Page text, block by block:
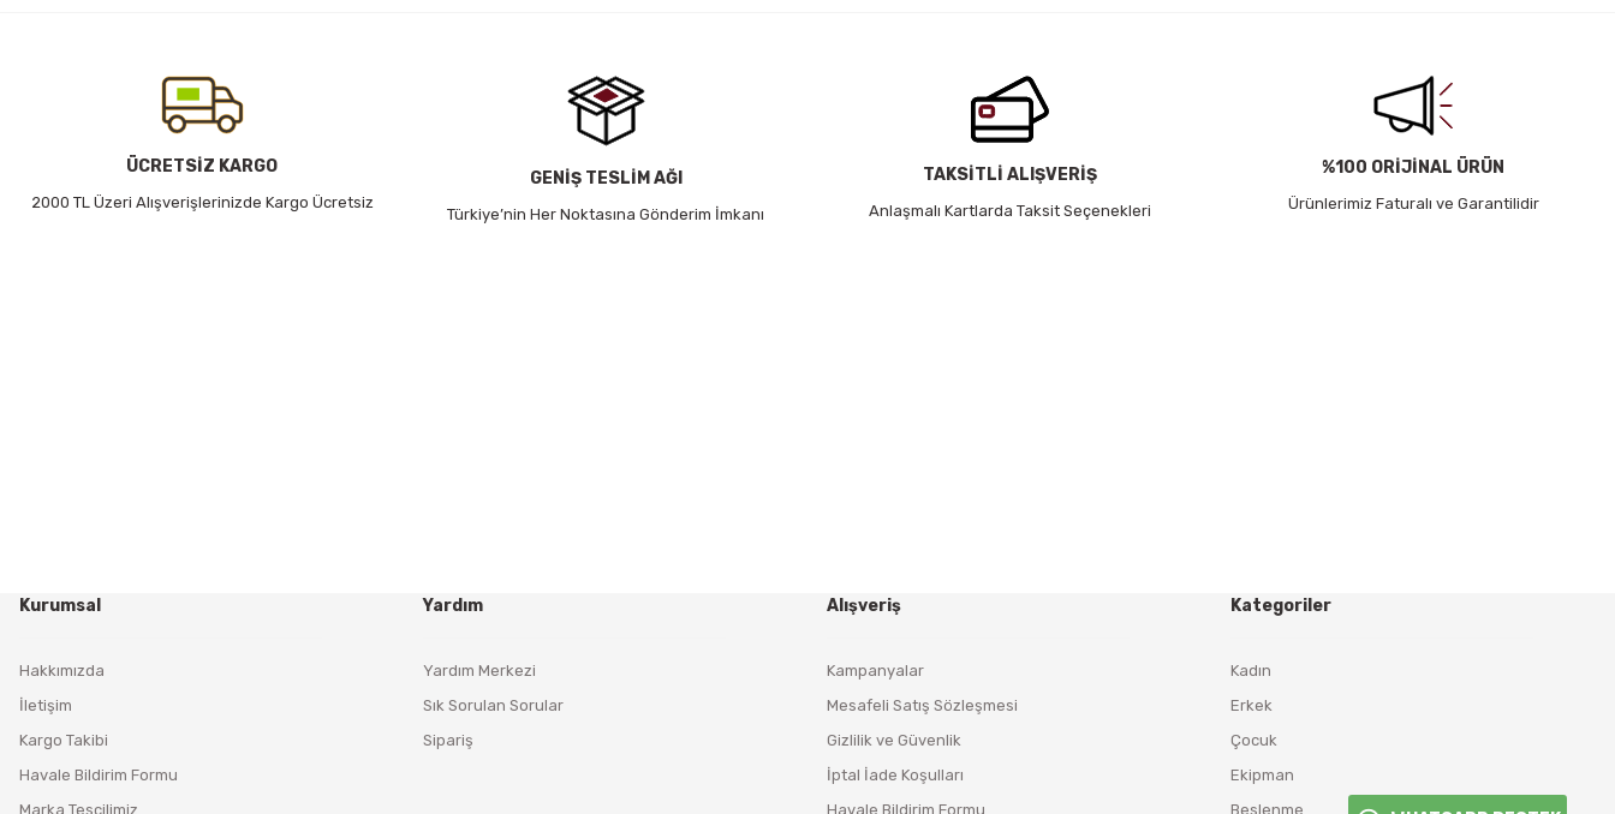
Ürün bilgilerinde hatalar bulunuyor.
Ürün fiyatı diğer sitelerden daha pahalı.
Bu ürüne benzer farklı alternatifler olmalı.
ÜCRETSİZ KARGO
2000 TL Üzeri Alışverişlerinizde Kargo Ücretsiz
GENİŞ TESLİM AĞI
Türkiye’nin Her Noktasına Gönderim İmkanı
TAKSİTLİ ALIŞVERİŞ
Anlaşmalı Kartlarda Taksit Seçenekleri
%100 ORİJİNAL ÜRÜN
Ürünlerimiz Faturalı ve Garantilidir
Kurumsal
Hakkımızda
İletişim
Kargo Takibi
Havale Bildirim Formu
Marka Tescilimiz
Yardım
Yardım Merkezi
Sık Sorulan Sorular
Sipariş
Alışveriş
Kampanyalar
Mesafeli Satış Sözleşmesi
Gizlilik ve Güvenlik
İptal İade Koşulları
Havale Bildirim Formu
Kategoriler
Kadın
Erkek
Çocuk
Ekipman
Beslenme